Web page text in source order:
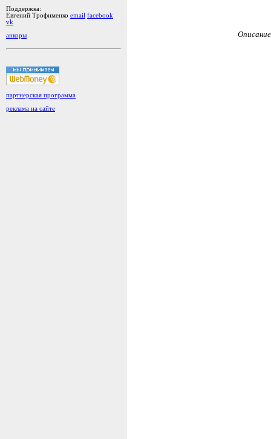
Поддержка:
Евгений Трофименко email facebook
vk
анкоры
партнерская программа
реклама на сайте
Описание